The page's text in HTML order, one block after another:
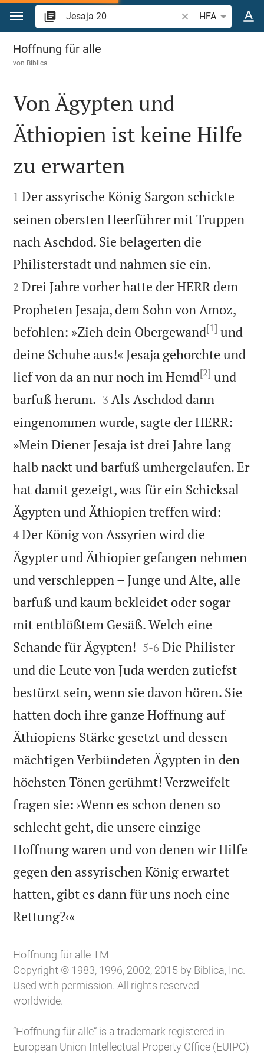
Zum Inhalt springen
Bibelstelle oder
HFA
Jesaja 20
Hoffnung für alle
von Biblica

Von Ägypten und
Äthiopien ist keine Hilfe
zu erwarten

1 Der assyrische König Sargon schickte
seinen obersten Heerführer mit Truppen
nach Aschdod. Sie belagerten die
Philisterstadt und nahmen sie ein.
2 Drei Jahre vorher hatte der HERR dem
Propheten Jesaja, dem Sohn von Amoz,
befohlen: »Zieh dein Obergewand[1] und
deine Schuhe aus!« Jesaja gehorchte und
lief von da an nur noch im Hemd[2] und
barfuß herum. 

3 Als Aschdod dann
eingenommen wurde, sagte der HERR:
»Mein Diener Jesaja ist drei Jahre lang
halb nackt und barfuß umhergelaufen. Er
hat damit gezeigt, was für ein Schicksal
Ägypten und Äthiopien treffen wird:
4 Der König von Assyrien wird die
Ägypter und Äthiopier gefangen nehmen
und verschleppen – Junge und Alte, alle
barfuß und kaum bekleidet oder sogar
mit entblößtem Gesäß. Welch eine
Schande für Ägypten! 

5-6 Die Philister
und die Leute von Juda werden zutiefst
bestürzt sein, wenn sie davon hören. Sie
hatten doch ihre ganze Hoffnung auf
Äthiopiens Stärke gesetzt und dessen
mächtigen Verbündeten Ägypten in den
höchsten Tönen gerühmt! Verzweifelt
fragen sie: ›Wenn es schon denen so
schlecht geht, die unsere einzige
Hoffnung waren und von denen wir Hilfe
gegen den assyrischen König erwartet
hatten, gibt es dann für uns noch eine
Rettung?‹«
Hoffnung für alle TM
Copyright © 1983, 1996, 2002, 2015 by Biblica, Inc.
Used with permission. All rights reserved
worldwide.
“Hoffnung für alle” is a trademark registered in
European Union Intellectual Property Office (EUIPO)